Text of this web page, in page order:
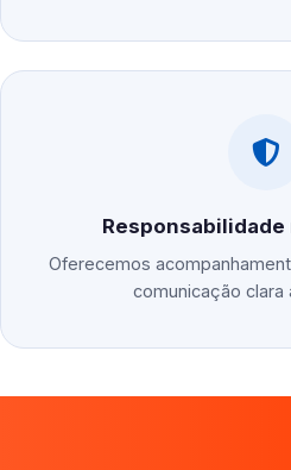
Oferecemos
comunicação clara